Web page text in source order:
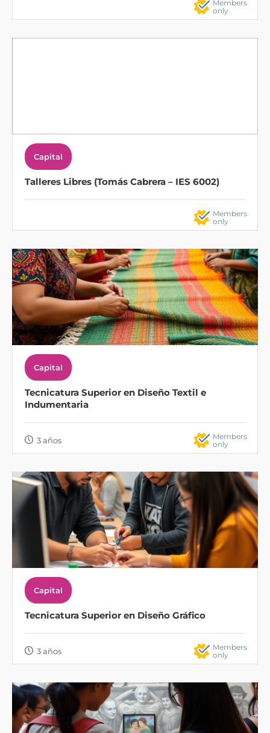
Members
only
Capital
Talleres Libres (Tomás Cabrera – IES 6002)
Members
only
Capital
Tecnicatura Superior en Diseño Textil e
Indumentaria
3 años
Members
only
Capital
Tecnicatura Superior en Diseño Gráfico
3 años
Members
only